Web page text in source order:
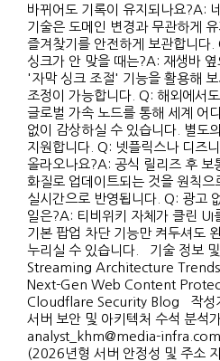
바뀌어도 기록이 유지되나요?A:
기술은 도메인 변경과 무관하게
즐겨찾기를 안전하게 보관합니다
싱크가 안 맞을 때는?A: 재생바
'자막 싱크 조절' 기능을 활용해
조정이 가능합니다. Q: 해외에서
글로벌 가속 노드를 통해 세계 어
없이 감상하실 수 있습니다. 별도
지원합니다. Q: 넷플릭스나 디즈
올라오나요?A: 공식 릴리즈 후 보
화질로 업데이트되는 것을 원칙으
실시간으로 반영됩니다. Q: 광고
일은?A: 티비위키 자체가 클린 UI
기본 팝업 차단 기능만 켜두셔도
누리실 수 있습니다. 기술 정보
Streaming Architecture
Next-Gen Web Content
Cloudflare Security Blog 작성
서버 보안 및 아키텍처 수석 분석
analyst_khm@media-
(2026년형 서버 안정성 및 주소